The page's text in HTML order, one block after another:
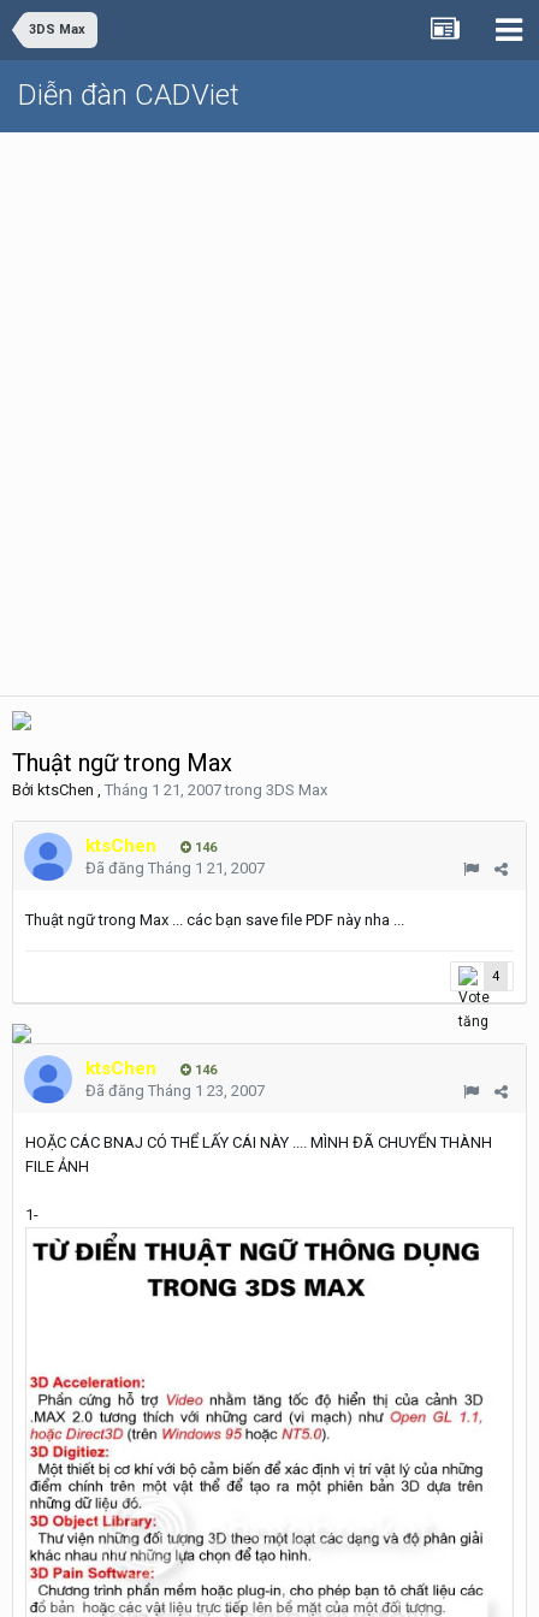
3DS Max
Diễn đàn CADViet
Thuật ngữ trong Max
Bởi ktsChen , Tháng 1 21, 2007trong 3DS Max
ktsChen 146
Đã đăng Tháng 1 21, 2007
Thuật ngữ trong Max ... các bạn save file PDF này nha ...
4
ktsChen 146
Đã đăng Tháng 1 23, 2007
HOẶC CÁC BNAJ CÓ THỂ LẤY CÁI NÀY .... MÌNH ĐÃ CHUYỂN THÀNH
FILE ẢNH
1-